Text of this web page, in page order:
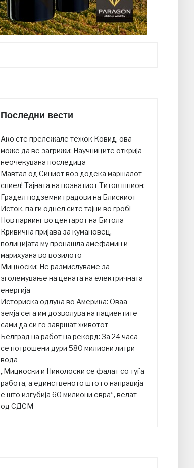
Последни вести
Ако сте прележале тежок Ковид, ова
може да ве загрижи: Научниците открија
неочекувана последица
Mавтал од Синиот воз додека маршалот
спиел! Тајната на познатиот Титов шпион:
Градел подземни градови на Блискиот
Исток, па ги однел сите тајни во гроб!
Нов паркинг во центарот на Битола
Кривична пријава за кумановец,
полицијата му пронашла амефамин и
марихуана во возилото
Мицкоски: Не размислуваме за
зголемување на цената на електричната
енергија
Историска одлука во Америка: Оваа
земја сега им дозволува на пациентите
сами да си го завршат животот
Белград на работ на рекорд: За 24 часа
се потрошени дури 580 милиони литри
вода
„Мицкоски и Николоски се фалат со туѓа
работа, а единственото што го направија
е што изгубија 60 милиони евра“, велат
од СДСМ